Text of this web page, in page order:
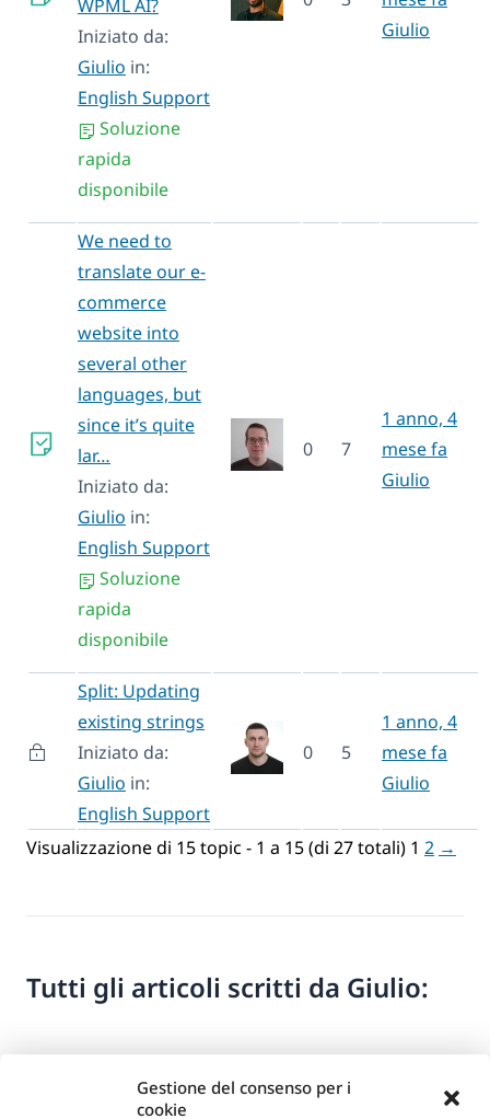
Gestione del consenso per i
cookie
WPML AI?
Iniziato da:
Giulio in:
English Support
Soluzione
rapida
disponibile
Giulio
We need to
translate our e-
commerce
website into
several other
languages, but
since it’s quite
lar…
Iniziato da:
Giulio in:
English Support
Soluzione
rapida
disponibile
0 7
1 anno, 4
mese fa
Giulio
Split: Updating
existing strings
Iniziato da:
Giulio in:
English Support
0 5
1 anno, 4
mese fa
Giulio
Visualizzazione di 15 topic - 1 a 15 (di 27 totali) 1 2 →
Tutti gli articoli scritti da Giulio: